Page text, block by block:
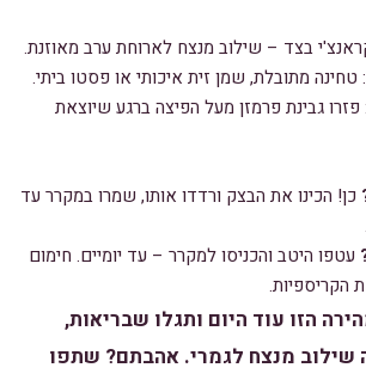
בצד – שילוב מנצח לארוחת ערב מאוזנת.
טחינה מתובלת, שמן זית איכותי או פסטו ביתי.
גבינת פרמזן מעל הפיצה ברגע שיוצאת
כן! הכינו את הבצק ורדדו אותו, שמרו במקרר עד
עטפו היטב והכניסו למקרר – עד יומיים. חימום
הקריספיות.
הזו עוד היום ותגלו שבריאות,
שילוב מנצח לגמרי. אהבתם? שתפו